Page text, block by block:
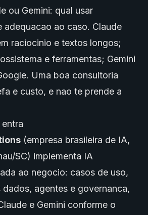
ou Gemini: qual usar
adequacao ao caso. Claude
raciocinio e textos longos;
e ferramentas; Gemini
Uma boa consultoria
e custo, e nao te prende a
(empresa brasileira de IA,
SC) implementa IA
ao negocio: casos de uso,
dados, agentes e governanca,
e Gemini conforme o